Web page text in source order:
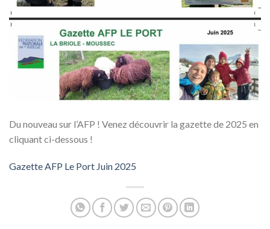
Du nouveau sur l’AFP ! Venez découvrir la gazette de 2025 en
cliquant ci-dessous !
Gazette AFP Le Port Juin 2025